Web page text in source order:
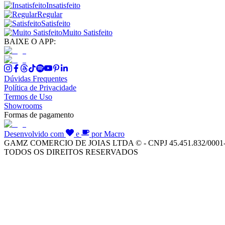
Insatisfeito
Regular
Satisfeito
Muito Satisfeito
BAIXE O APP:
Dúvidas Frequentes
Política de Privacidade
Termos de Uso
Showrooms
Formas de pagamento
Desenvolvido com e
por Macro
GAMZ COMERCIO DE JOIAS LTDA © - CNPJ 45.451.832/
TODOS OS DIREITOS RESERVADOS